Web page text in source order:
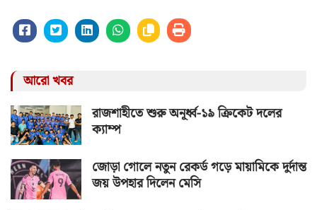
আরো খবর
রাজশাহীতে শুরু অনূর্ধ্ব-১৯ ক্রিকেট দলের
ক্যাম্প
জোড়া গোলে নতুন রেকর্ড গড়ে মায়ামিকে দুর্দান্ত
জয় উপহার দিলেন মেসি